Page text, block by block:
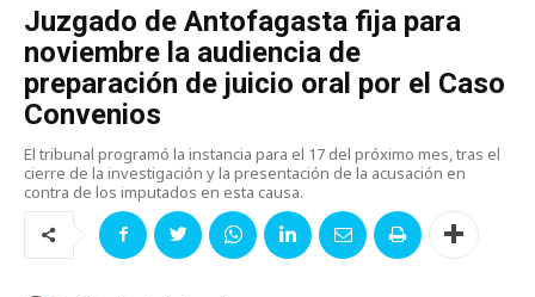
Juzgado de Antofagasta fija para
noviembre la audiencia de
preparación de juicio oral por el Caso
Convenios
El tribunal programó la instancia para el 17 del próximo mes, tras el
cierre de la investigación y la presentación de la acusación en
contra de los imputados en esta causa.